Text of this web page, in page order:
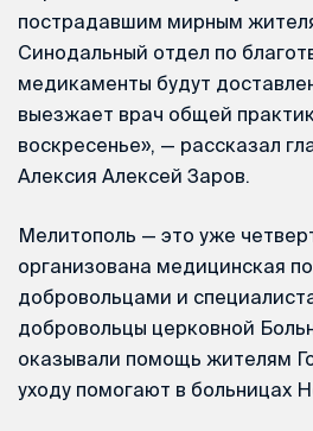
пострадавшим мирным
Синодальный отдел по
медикаменты будут
выезжает врач общей
воскресенье», — рассказал
Алексия Алексей Заров.
Мелитополь — это уже
организована медицинская
добровольцами и
добровольцы церковной
оказывали помощь жителям
уходу помогают в больницах